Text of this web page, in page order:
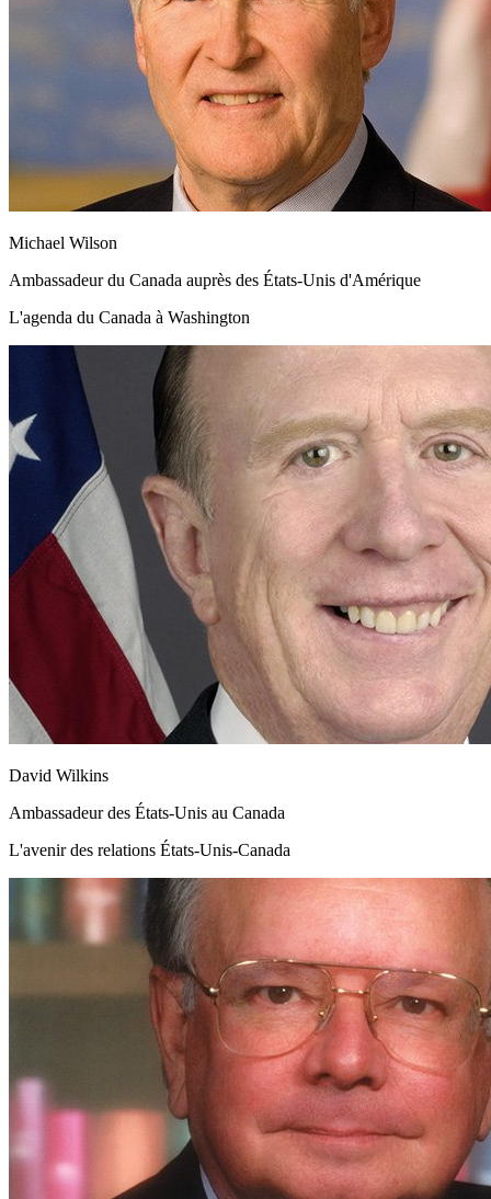
Michael Wilson
Ambassadeur du Canada auprès des États-Unis d'Amérique
L'agenda du Canada à Washington
David Wilkins
Ambassadeur des États-Unis au Canada
L'avenir des relations États-Unis-Canada